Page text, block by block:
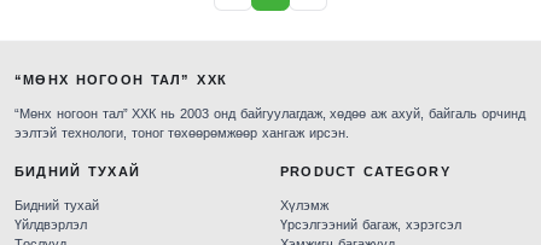
“МӨНХ НОГООН ТАЛ” ХХК
“Мөнх ногоон тал” ХХК нь 2003 онд байгуулагдаж, хөдөө аж ахуй, байгаль орчинд
ээлтэй технологи, тоног төхөөрөмжөөр хангаж ирсэн.
БИДНИЙ ТУХАЙ
Бидний тухай
Үйлдвэрлэл
PRODUCT CATEGORY
Хүлэмж
Үрсэлгээний багаж, хэрэгсэл